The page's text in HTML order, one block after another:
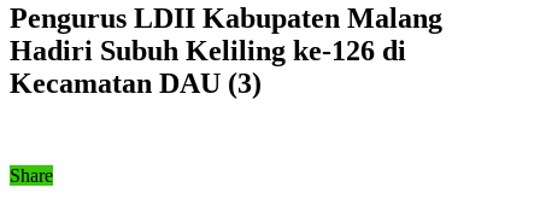
Pengurus LDII Kabupaten Malang
Hadiri Subuh Keliling ke-126 di
Kecamatan DAU (3)
Share